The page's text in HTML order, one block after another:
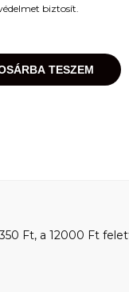
biztosít.
TESZEM
Ft, a 12000 Ft